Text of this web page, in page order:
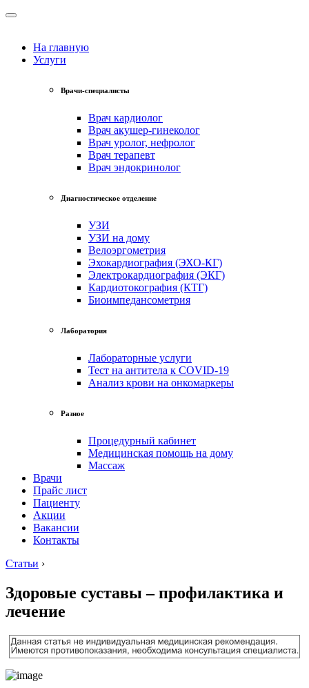
На главную
Услуги
Врачи-специалисты
Врач кардиолог
Врач акушер-гинеколог
Врач уролог, нефролог
Врач терапевт
Врач эндокринолог
Диагностическое отделение
УЗИ
УЗИ на дому
Велоэргометрия
Эхокардиография (ЭХО-КГ)
Электрокардиография (ЭКГ)
Кардиотокография (КТГ)
Биоимпедансометрия
Лаборатория
Лабораторные услуги
Тест на антитела к COVID-19
Анализ крови на онкомаркеры
Разное
Процедурный кабинет
Медицинская помощь на дому
Массаж
Врачи
Прайс лист
Пациенту
Акции
Вакансии
Контакты
Статьи ›
Здоровые суставы – профилактика и
лечение